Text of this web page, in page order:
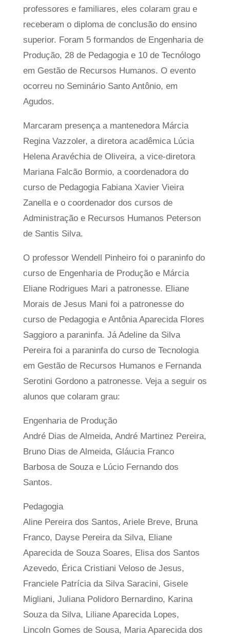
professores e familiares, eles colaram grau e
receberam o diploma de conclusão do ensino
superior. Foram 5 formandos de Engenharia de
Produção, 28 de Pedagogia e 10 de Tecnólogo
em Gestão de Recursos Humanos. O evento
ocorreu no Seminário Santo Antônio, em
Agudos.
Marcaram presença a mantenedora Márcia
Regina Vazzoler, a diretora acadêmica Lúcia
Helena Aravéchia de Oliveira, a vice-diretora
Mariana Falcão Bormio, a coordenadora do
curso de Pedagogia Fabiana Xavier Vieira
Zanella e o coordenador dos cursos de
Administração e Recursos Humanos Peterson
de Santis Silva.
O professor Wendell Pinheiro foi o paraninfo do
curso de Engenharia de Produção e Márcia
Eliane Rodrigues Mari a patronesse. Eliane
Morais de Jesus Mani foi a patronesse do
curso de Pedagogia e Antônia Aparecida Flores
Saggioro a paraninfa. Já Adeline da Silva
Pereira foi a paraninfa do curso de Tecnologia
em Gestão de Recursos Humanos e Fernanda
Serotini Gordono a patronesse. Veja a seguir os
alunos que colaram grau:
Engenharia de Produção
André Dias de Almeida, André Martinez Pereira,
Bruno Dias de Almeida, Gláucia Franco
Barbosa de Souza e Lúcio Fernando dos
Santos.
Pedagogia
Aline Pereira dos Santos, Ariele Breve, Bruna
Franco, Dayse Pereira da Silva, Eliane
Aparecida de Souza Soares, Elisa dos Santos
Azevedo, Érica Cristiani Veloso de Jesus,
Franciele Patrícia da Silva Saracini, Gisele
Migliani, Juliana Polidoro Bernardino, Karina
Souza da Silva, Liliane Aparecida Lopes,
Lincoln Gomes de Sousa, Maria Aparecida dos